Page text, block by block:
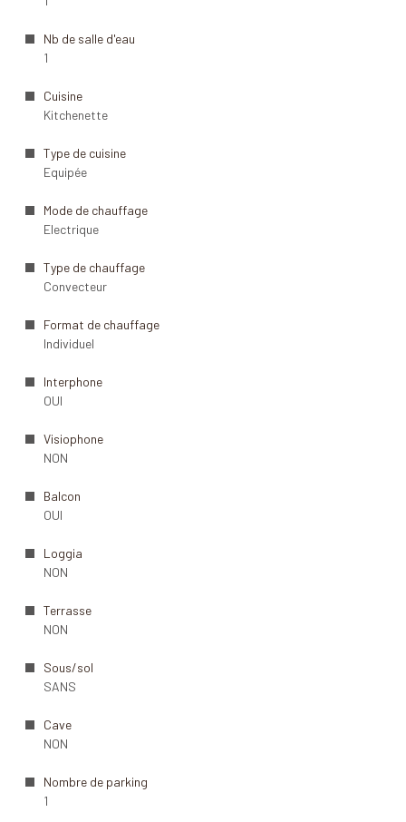
Nb de salle d'eau
1
Cuisine
Kitchenette
Type de cuisine
Equipée
Mode de chauffage
Electrique
Type de chauffage
Convecteur
Format de chauffage
Individuel
Interphone
OUI
Visiophone
NON
Balcon
OUI
Loggia
NON
Terrasse
NON
Sous/sol
SANS
Cave
NON
Nombre de parking
1